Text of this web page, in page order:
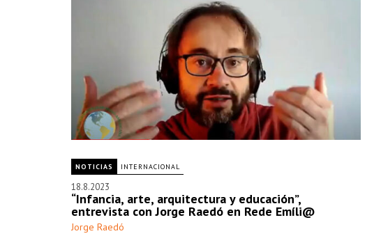
NOTICIAS INTERNACIONAL
18.8.2023
“Infancia, arte, arquitectura y educación”,
entrevista con Jorge Raedó en Rede Emíli@
Jorge Raedó